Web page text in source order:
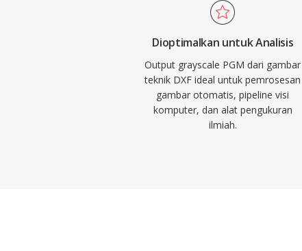
Dioptimalkan untuk Analisis
Output grayscale PGM dari gambar
teknik DXF ideal untuk pemrosesan
gambar otomatis, pipeline visi
komputer, dan alat pengukuran
ilmiah.